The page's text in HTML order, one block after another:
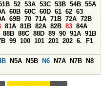
52 53A 53C 53B 54B 55A
60B 60C 60D 61 62 63
69B 70 71A 71B 72A 72B
81A 81B 82A 82B 83 84A
88B 88C 88D 89 90 91A 91B
99 100 101 201 202 6.
F1
N5A N5B N6 N7A N7B
N8